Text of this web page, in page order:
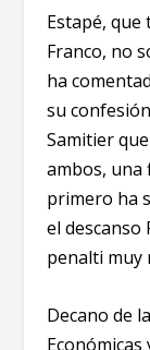
Estapé,
Franco, no
ha
su
Samitier
ambos, una
primero ha
el descanso
penalti muy
Decano de
Económicas